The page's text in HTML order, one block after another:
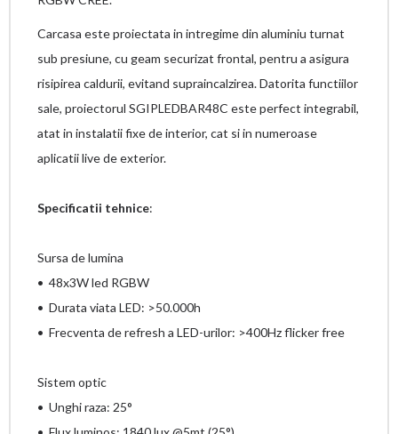
Carcasa este proiectata in intregime din aluminiu turnat
sub presiune, cu geam securizat frontal, pentru a asigura
risipirea caldurii, evitand supraincalzirea. Datorita functiilor
sale, proiectorul SGIPLEDBAR48C este perfect integrabil,
atat in instalatii fixe de interior, cat si in numeroase
aplicatii live de exterior.
Specificatii tehnice:
Sursa de lumina
• 48x3W led RGBW
• Durata viata LED: >50.000h
• Frecventa de refresh a LED-urilor: >400Hz flicker free
Sistem optic
• Unghi raza: 25°